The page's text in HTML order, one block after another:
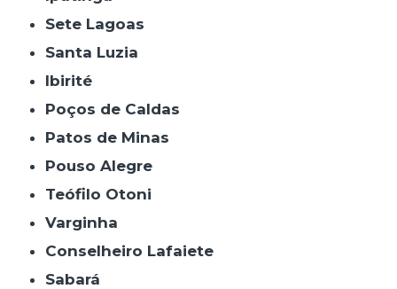
Sete Lagoas
Santa Luzia
Ibirité
Poços de Caldas
Patos de Minas
Pouso Alegre
Teófilo Otoni
Varginha
Conselheiro Lafaiete
Sabará